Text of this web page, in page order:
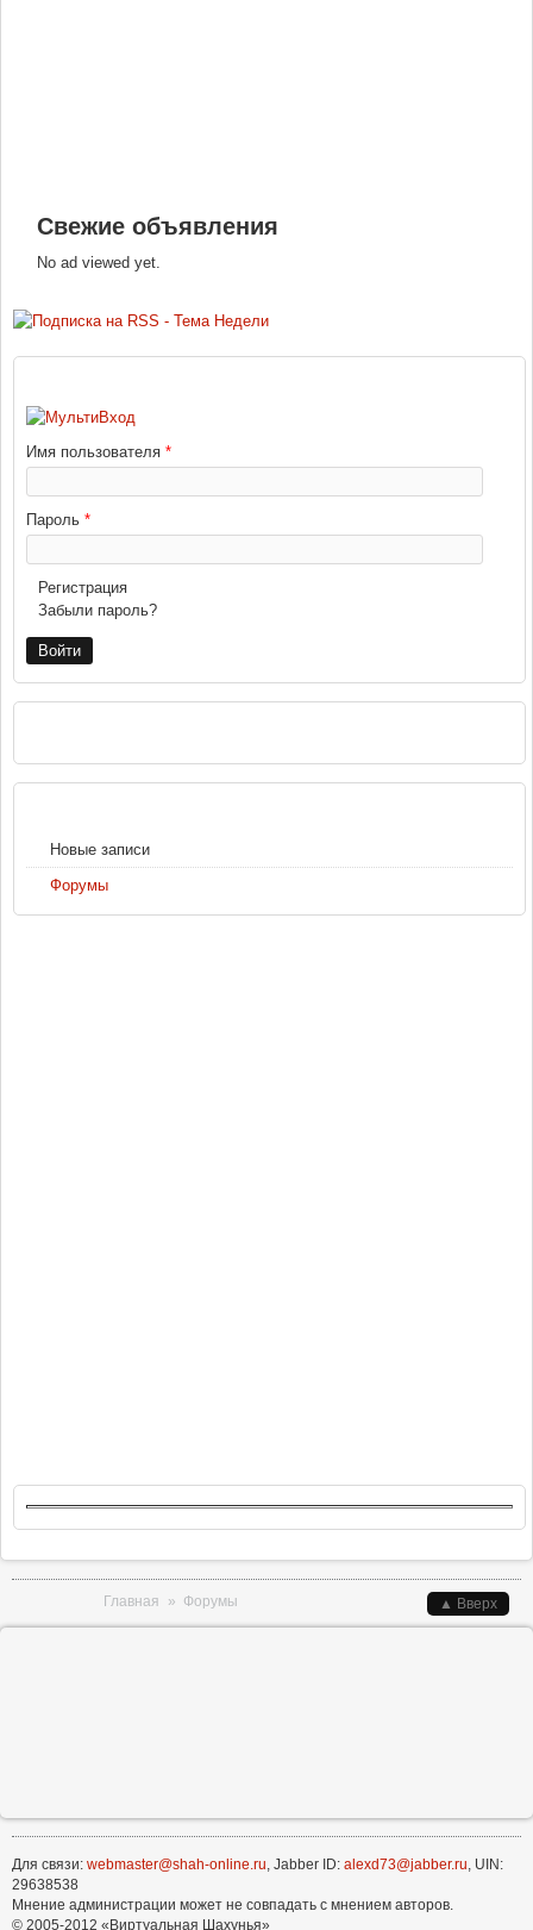
Свежие объявления
No ad viewed yet.
Имя пользователя *
Пароль *
Регистрация
Забыли пароль?
Новые записи
Форумы
Главная » Форумы ▲ Вверх
Для связи: webmaster@shah-online.ru , Jabber ID: alexd73@jabber.ru , UIN:
29638538
Мнение администрации может не совпадать с мнением авторов.
© 2005-2012 «Виртуальная Шахунья»